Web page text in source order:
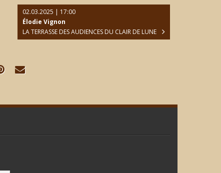
02.03.2025 | 17:00
Élodie Vignon
LA TERRASSE DES AUDIENCES DU CLAIR DE LUNE